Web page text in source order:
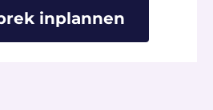
inplannen